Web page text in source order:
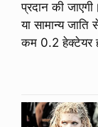
प्रदान की
या सामान्य
कम 0.2 हेक्टेयर